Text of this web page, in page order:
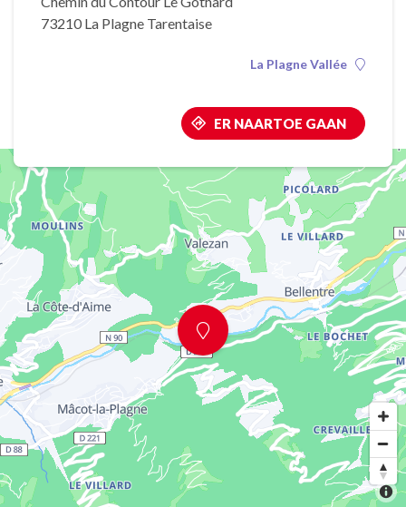
73210 La Plagne Tarentaise
La Plagne Vallée
ER NAARTOE GAAN